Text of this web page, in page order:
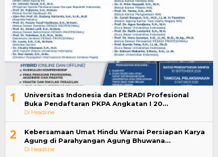
1
Universitas Indonesia dan PERADI Profesional
Buka Pendaftaran PKPA Angkatan I 20…
Di Headline
2
Kebersamaan Umat Hindu Warnai Persiapan Karya
Agung di Parahyangan Agung Bhuwana…
Di Headline